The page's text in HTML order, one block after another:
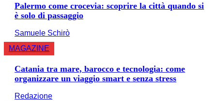
Palermo come crocevia: scoprire la città quando si
è solo di passaggio
Samuele Schirò
MAGAZINE
Catania tra mare, barocco e tecnologia: come
organizzare un viaggio smart e senza stress
Redazione